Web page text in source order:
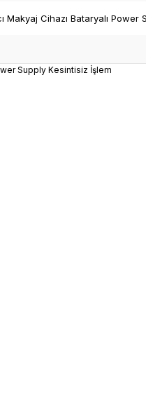
Makyaj Cihazı Bataryalı Power